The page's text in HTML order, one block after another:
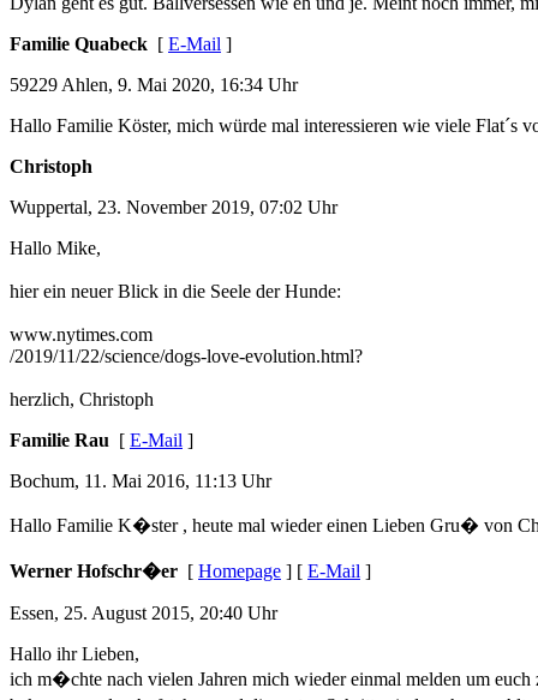
Familie Quabeck [ E-Mail ]
59229 Ahlen, 9. Mai 2020, 16:34 Uhr
Hallo Familie Köster, mich würde mal interessieren wie viele Flat´s
Christoph
Wuppertal, 23. November 2019, 07:02 Uhr
Hallo Mike,
hier ein neuer Blick in die Seele der Hunde:
www.nytimes.com
/2019/11/22/science/dogs-love-evolution.html?
herzlich, Christoph
Familie Rau [ E-Mail ]
Bochum, 11. Mai 2016, 11:13 Uhr
Hallo Familie K�ster , heute mal wieder einen Lieben Gru� von
Werner Hofschr�er [ Homepage ] [ E-Mail ]
Essen, 25. August 2015, 20:40 Uhr
Hallo ihr Lieben,
ich m�chte nach vielen Jahren mich wieder einmal melden um